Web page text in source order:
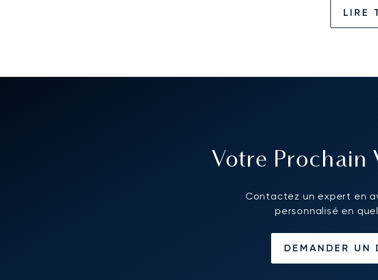
LIRE
Votre Prochain
Contactez un expert en
personnalisé en
DEMANDER UN